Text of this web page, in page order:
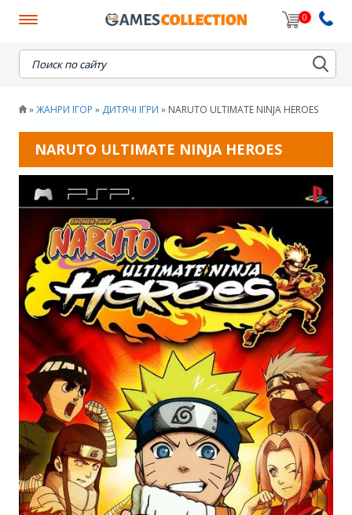
0
When autocomplete results are available use up and
» ЖАНРИ ІГОР » ДИТЯЧІ ІГРИ » NARUTO ULTIMATE NINJA HEROES
NARUTO ULTIMATE NINJA HEROES